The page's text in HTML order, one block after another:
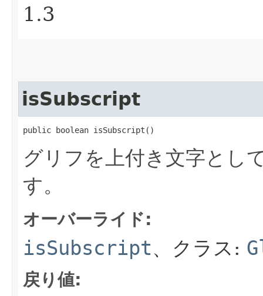
1.3
isSubscript
public boolean isSubscript()
グリフを上付き文字とし
す。
オーバーライド:
isSubscript、クラス:
戻り値: